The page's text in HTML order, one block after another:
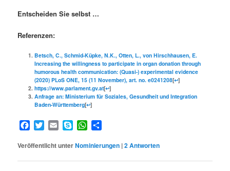
Entscheiden Sie selbst …
Referenzen:
Betsch, C., Schmid-Küpke, N.K., Otten, L., von Hirschhausen, E.
Increasing the willingness to participate in organ donation through
humorous health communication: (Quasi-) experimental evidence
(2020) PLoS ONE, 15 (11 November), art. no. e0241208[↩]
https://www.parlament.gv.at[↩]
Anfrage an: Ministerium für Soziales, Gesundheit und Integration
Baden-Württemberg[↩]
Facebook
TwitterEmailSkypeWhatsApp
Veröffentlicht unterNominierungen |2Antworten